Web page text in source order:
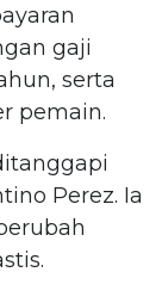
gaji
serta
pemain.
Perez. Ia